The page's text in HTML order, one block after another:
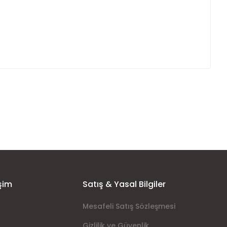
Satış & Yasal Bilgiler
Mesafeli Satış Sözleşmesi